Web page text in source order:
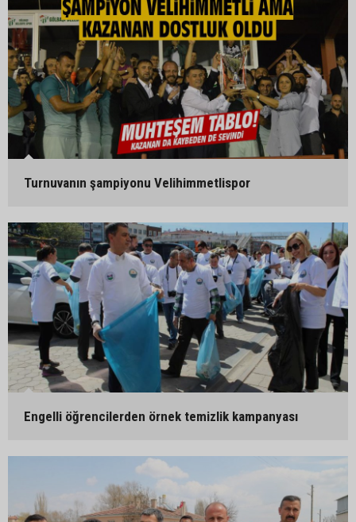
Turnuvanın şampiyonu Velihimmetlispor
Engelli öğrencilerden örnek temizlik kampanyası